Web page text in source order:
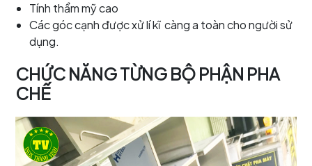
Tính thẩm mỹ cao
Các góc cạnh được xử lí kĩ càng a toàn cho người sử
dụng.
CHỨC NĂNG TỪNG BỘ PHẬN PHA
CHẾ